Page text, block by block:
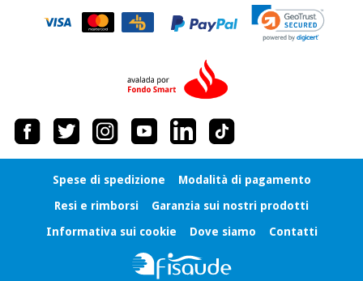
Spese di spedizione
Modalità di pagamento
Resi e rimborsi
Garanzia sui nostri prodotti
Informativa sui cookie
Dove siamo Contatti